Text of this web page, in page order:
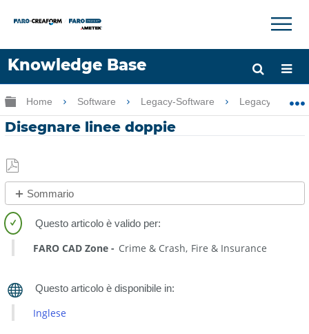
Knowledge Base
Lingua
Chiedere aiuto Accesso
×
Ingrandisci/riduci gerarchia globale
Home Software Legacy-Software Legacy-CAD
Disegnare linee doppie
Salva
come
PDF
Sommario
No
intestazioni
FARO CAD Zone Crime & Crash Fire & Insurance
Inglese